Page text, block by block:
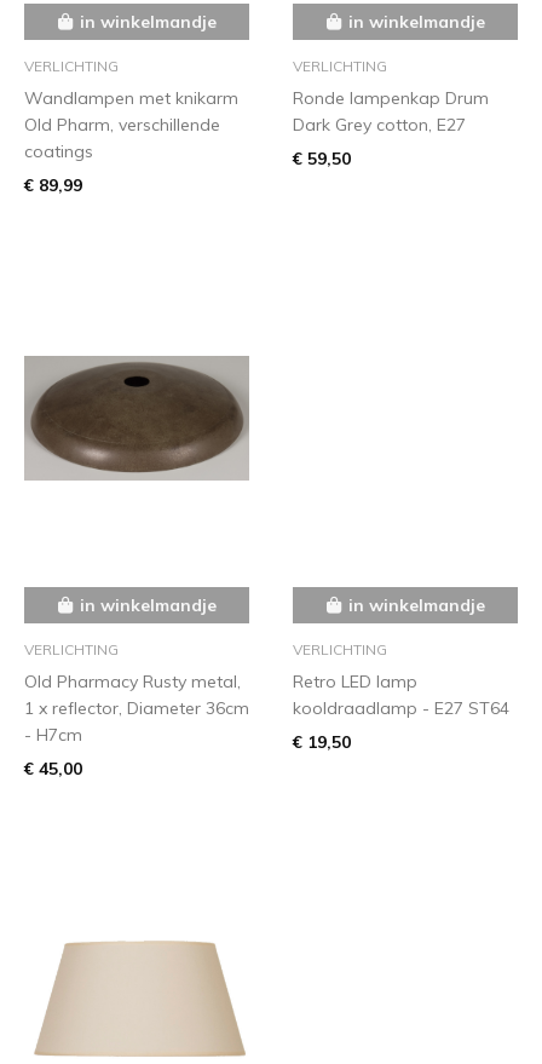
in winkelmandje
VERLICHTING
Wandlampen met knikarm
Old Pharm, verschillende
coatings
€ 89,99
in winkelmandje
VERLICHTING
Ronde lampenkap Drum
Dark Grey cotton, E27
€ 59,50
in winkelmandje
VERLICHTING
Old Pharmacy Rusty metal,
1 x reflector, Diameter 36cm
- H7cm
€ 45,00
in winkelmandje
VERLICHTING
Retro LED lamp
kooldraadlamp - E27 ST64
€ 19,50